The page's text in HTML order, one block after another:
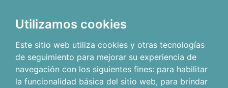
Utilizamos cookies
Este sitio web utiliza cookies y otras tecnologías
de seguimiento para mejorar su experiencia de
navegación con los siguientes fines: para habilitar
la funcionalidad básica del sitio web, para brindar